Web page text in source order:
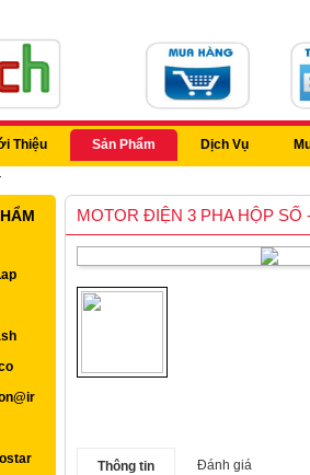
Thiệu Sản Phẩm Dịch Vụ
MOTOR ĐIỆN 3 PHA HỘP SỐ
Thông tin Đánh giá